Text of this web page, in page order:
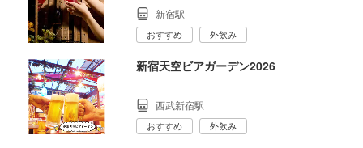
新宿駅
おすすめ 外飲み
新宿天空ビアガーデン2026
西武新宿駅
おすすめ 外飲み